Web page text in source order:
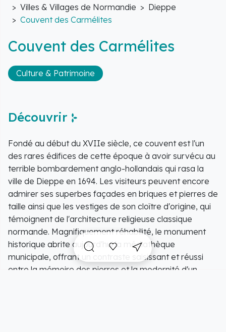
Villes & Villages de Normandie
Dieppe
Couvent des Carmélites
Couvent des Carmélites
Culture & Patrimoine
Découvrir
Fondé au début du XVIIe siècle, ce couvent est l'un
des rares édifices de cette époque à avoir survécu au
terrible bombardement anglo-hollandais qui rasa la
ville de Dieppe en 1694. Les visiteurs peuvent encore
admirer ses superbes façades en briques et pierres de
taille ainsi que les vestiges de son cloître d'origine, qui
témoignent de l'architecture religieuse classique
normande. Magnifiquement réhabilité, le monument
historique abrite aujourd'hui la médiathèque
municipale, offrant un contraste saisissant et réussi
entre la mémoire des pierres et la modernité d'un